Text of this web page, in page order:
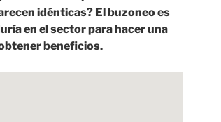
idénticas? El buzoneo es
en el sector para hacer una
beneficios.